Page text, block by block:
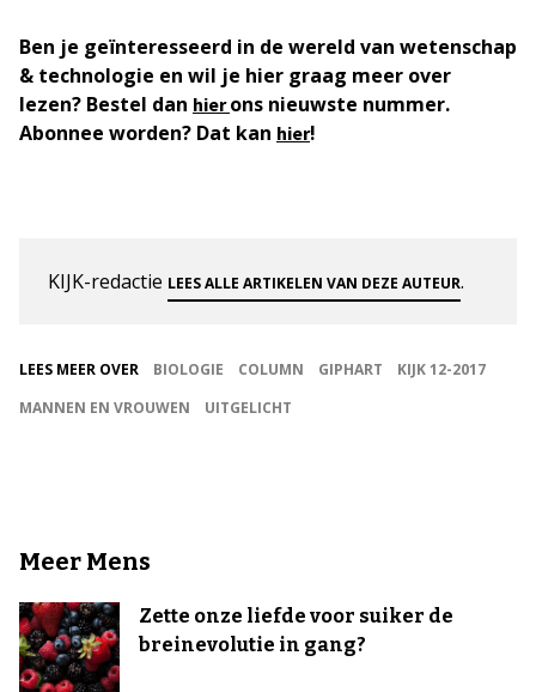
Ben je geïnteresseerd in de wereld van wetenschap
& technologie en wil je hier graag meer over
lezen? Bestel dan hierons nieuwste nummer.
Abonnee worden? Dat kan hier!
KIJK-redactie LEES ALLE ARTIKELEN VAN DEZE AUTEUR.
LEES MEER OVER BIOLOGIE COLUMN GIPHART
KIJK 12-2017
MANNEN EN VROUWEN
UITGELICHT
Meer Mens
Zette onze liefde voor suiker de
breinevolutie in gang?